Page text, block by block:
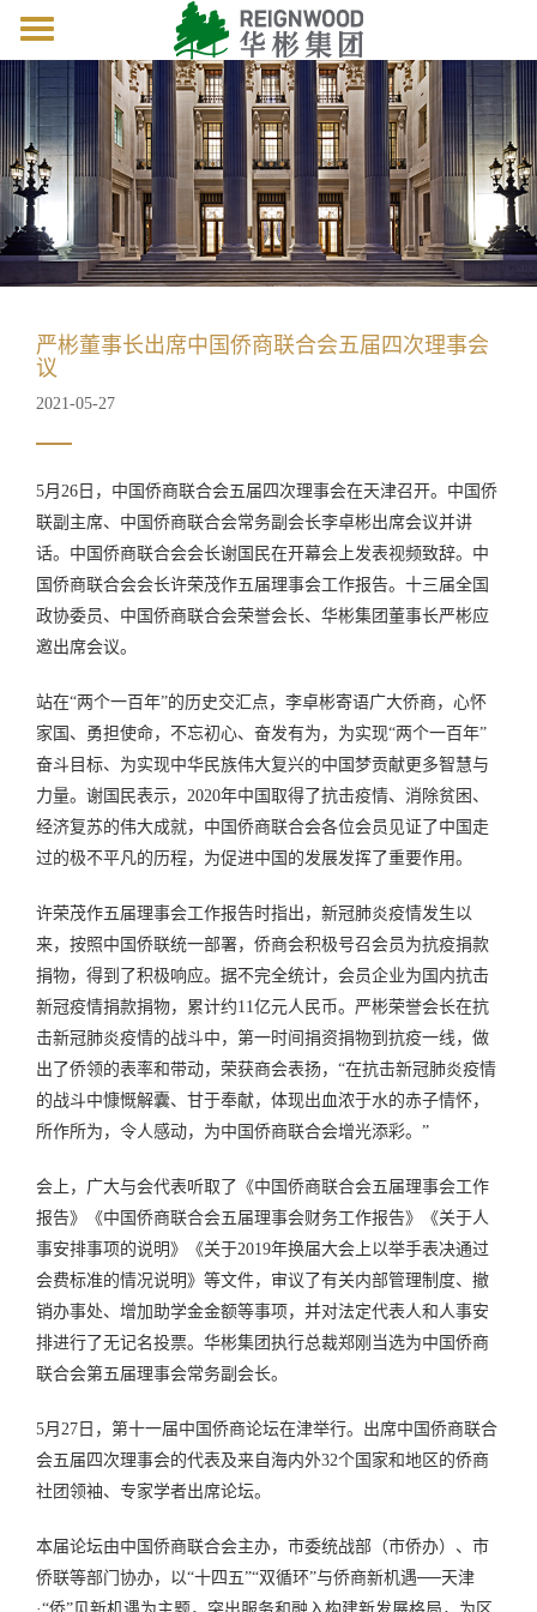
Toggle
navigation
严彬董事长出席中国侨商联合会五届四次理事会
议
2021-05-27
5月26日，中国侨商联合会五届四次理事会在天津召开。中国侨
联副主席、中国侨商联合会常务副会长李卓彬出席会议并讲
话。中国侨商联合会会长谢国民在开幕会上发表视频致辞。中
国侨商联合会会长许荣茂作五届理事会工作报告。十三届全国
政协委员、中国侨商联合会荣誉会长、华彬集团董事长严彬应
邀出席会议。
站在“两个一百年”的历史交汇点，李卓彬寄语广大侨商，心怀
家国、勇担使命，不忘初心、奋发有为，为实现“两个一百年”
奋斗目标、为实现中华民族伟大复兴的中国梦贡献更多智慧与
力量。谢国民表示，2020年中国取得了抗击疫情、消除贫困、
经济复苏的伟大成就，中国侨商联合会各位会员见证了中国走
过的极不平凡的历程，为促进中国的发展发挥了重要作用。
许荣茂作五届理事会工作报告时指出，新冠肺炎疫情发生以
来，按照中国侨联统一部署，侨商会积极号召会员为抗疫捐款
捐物，得到了积极响应。据不完全统计，会员企业为国内抗击
新冠疫情捐款捐物，累计约11亿元人民币。严彬荣誉会长在抗
击新冠肺炎疫情的战斗中，第一时间捐资捐物到抗疫一线，做
出了侨领的表率和带动，荣获商会表扬，“在抗击新冠肺炎疫情
的战斗中慷慨解囊、甘于奉献，体现出血浓于水的赤子情怀，
所作所为，令人感动，为中国侨商联合会增光添彩。”
会上，广大与会代表听取了《中国侨商联合会五届理事会工作
报告》《中国侨商联合会五届理事会财务工作报告》《关于人
事安排事项的说明》《关于2019年换届大会上以举手表决通过
会费标准的情况说明》等文件，审议了有关内部管理制度、撤
销办事处、增加助学金金额等事项，并对法定代表人和人事安
排进行了无记名投票。华彬集团执行总裁郑刚当选为中国侨商
联合会第五届理事会常务副会长。
5月27日，第十一届中国侨商论坛在津举行。出席中国侨商联合
会五届四次理事会的代表及来自海内外32个国家和地区的侨商
社团领袖、专家学者出席论坛。
本届论坛由中国侨商联合会主办，市委统战部（市侨办）、市
侨联等部门协办，以“十四五”“双循环”与侨商新机遇──天津